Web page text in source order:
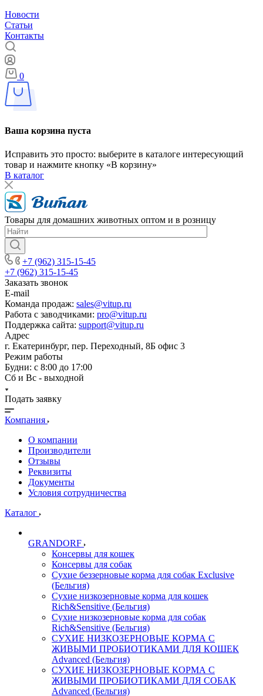
Новости
Статьи
Контакты
0
Ваша корзина пуста
Исправить это просто: выберите в каталоге интересующий
товар и нажмите кнопку «В корзину»
В каталог
Товары для домашних животных оптом и в розницу
+7 (962) 315-15-45
+7 (962) 315-15-45
Заказать звонок
E-mail
Команда продаж: sales@vitup.ru
Работа с заводчиками: pro@vitup.ru
Поддержка сайта: support@vitup.ru
Адрес
г. Екатеринбург, пер. Переходный, 8Б офис 3
Режим работы
Будни: с 8:00 до 17:00
Сб и Вс - выходной
Подать заявку
Компания
О компании
Производители
Отзывы
Реквизиты
Документы
Условия сотрудничества
Каталог
GRANDORF
Консервы для кошек
Консервы для собак
Сухие беззерновые корма для собак Exclusive
(Бельгия)
Сухие низкозерновые корма для кошек
Rich&Sensitive (Бельгия)
Сухие низкозерновые корма для собак
Rich&Sensitive (Бельгия)
СУХИЕ НИЗКОЗЕРНОВЫЕ КОРМА С
ЖИВЫМИ ПРОБИОТИКАМИ ДЛЯ КОШЕК
Advanced (Бельгия)
СУХИЕ НИЗКОЗЕРНОВЫЕ КОРМА С
ЖИВЫМИ ПРОБИОТИКАМИ ДЛЯ СОБАК
Advanced (Бельгия)